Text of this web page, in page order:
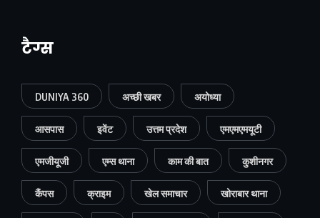
टैग्स
DUNIYA 360 अच्छी खबर अयोध्या
आसपास इवेंट उत्तम प्रदेश एमएमएमयूटी
एमजीयूजी एम्स थाना काम की बात कुशीनगर
कैंपस क्राइम खेल समाचार खोराबार थाना